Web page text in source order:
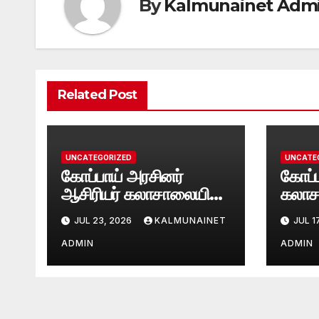
ByKalmunainet
Related Post
UNCATEGORIZED
கோப்பாய் அரசினர்
ஆசிரியர் கலாசாலையில்
சுந்தரமூர்த்தி நாயனார்
குருபூசை.
JUL 23, 2026 KALMUNAINET
ADMIN
JUL
ADMIN